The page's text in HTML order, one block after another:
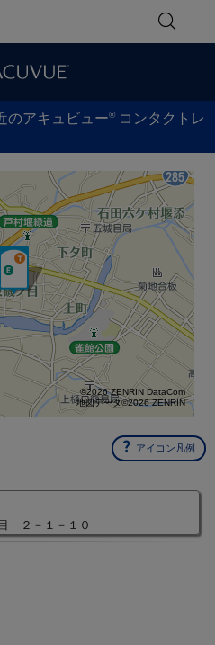
のアキュビュー® コンタクトレ
©2026 ZENRIN DataCom
地図データ©2026 ZENRIN
アイコン凡例
２－１－１０